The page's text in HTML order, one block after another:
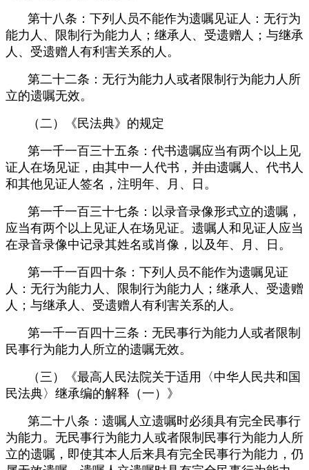
第十八条：下列人员不能作为遗嘱见证人：无行为
能力人、限制行为能力人；继承人、受遗赠人；与继承
人、受遗赠人有利害关系的人。
第二十二条：无行为能力人或者限制行为能力人所
立的遗嘱无效。
（二）《民法典》的规定
第一千一百三十五条：代书遗嘱应当有两个以上见
证人在场见证，由其中一人代书，并由遗嘱人、代书人
和其他见证人签名，注明年、月、日。
第一千一百三十七条：以录音录像形式立的遗嘱，
应当有两个以上见证人在场见证。遗嘱人和见证人应当
在录音录像中记录其姓名或肖像，以及年、月、日。
第一千一百四十条：下列人员不能作为遗嘱见证
人：无行为能力人、限制行为能力人；继承人、受遗赠
人；与继承人、受遗赠人有利害关系的人。
第一千一百四十三条：无民事行为能力人或者限制
民事行为能力人所立的遗嘱无效。
（三）《最高人民法院关于适用〈中华人民共和国
民法典〉继承编的解释（一）》
第二十八条：遗嘱人立遗嘱时必须具有完全民事行
为能力。无民事行为能力人或者限制民事行为能力人所
立的遗嘱，即使其本人后来具有完全民事行为能力，仍